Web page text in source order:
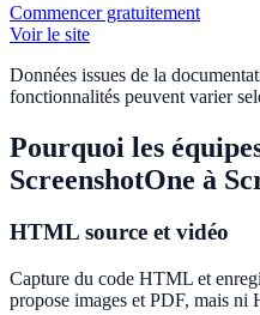
Commencer gratuitement
Voir le site
Données issues de la
fonctionnalités peuvent varier
Pourquoi les
ScreenshotOne à
HTML source et vidéo
Capture du code HTML et
propose images et PDF, mais